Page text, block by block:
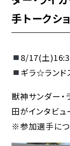
手トークシ
8/17(土
ギラ☆ランド
獣神サンダー
田がインタビュ
※参加選手につ